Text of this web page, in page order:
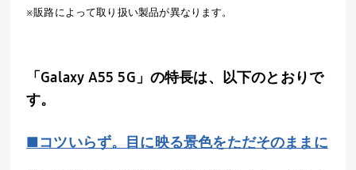
※販路によって取り扱い製品が異なります。
「 Galaxy A55 5G 」の特長は、以下のとおりで
す。
■コツいらず。目に映る景色をただそのままに